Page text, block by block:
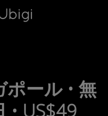
バー フッター
ポール • 無
• US$49